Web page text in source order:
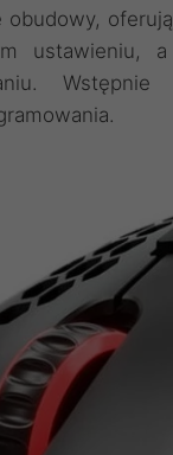
obudowy,
ustawieniu,